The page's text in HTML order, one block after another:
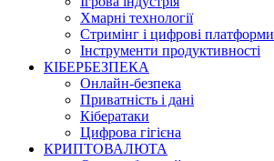
Хмарні технології
Стримінг і цифрові платформи
Інструменти продуктивності
КІБЕРБЕЗПЕКА
Онлайн-безпека
Приватність і дані
Кібератаки
Цифрова гігієна
КРИПТОВАЛЮТА